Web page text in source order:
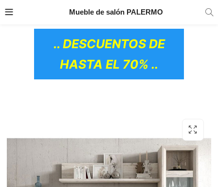
PRODUCTOS
.. DESCUENTOS DE
HASTA EL 70% ..
Mueble de salón PALERMO